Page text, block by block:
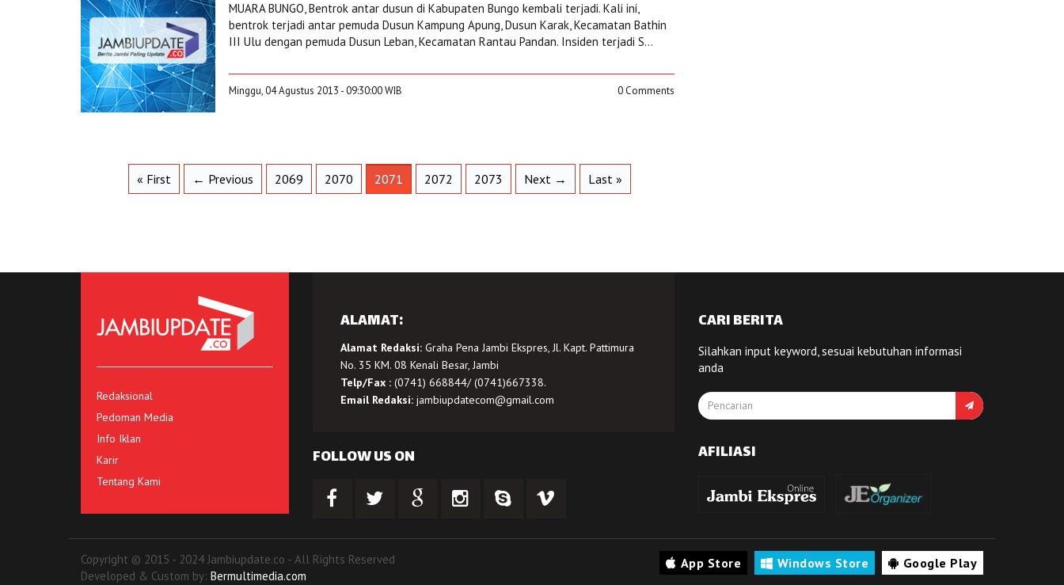
MUARA BUNGO, Bentrok antar dusun di Kabupaten Bungo kembali terjadi. Kali ini,
bentrok terjadi antar pemuda Dusun Kampung Apung, Dusun Karak, Kecamatan Bathin
III Ulu dengan pemuda Dusun Leban, Kecamatan Rantau Pandan. Insiden terjadi S...
Minggu, 04 Agustus 2013 - 09:30:00 WIB 0 Comments
« First ← Previous 2069 2070 2071 2072 2073 Next → Last »
Redaksional
Pedoman Media
Info Iklan
Karir
Tentang Kami
ALAMAT:
Alamat Redaksi:Graha Pena Jambi Ekspres, Jl. Kapt. Pattimura
No. 35 KM. 08 Kenali Besar, Jambi
Telp/Fax :(0741) 668844/ (0741)667338.
Email Redaksi: jambiupdatecom@gmail.com
FOLLOW US ON
CARI BERITA
Silahkan input keyword, sesuai kebutuhan informasi
anda
AFILIASI
Copyright © 2015 - 2024 Jambiupdate.co - All Rights Reserved
Developed & Custom by: Bermultimedia.com
App Store Windows Store Google Play